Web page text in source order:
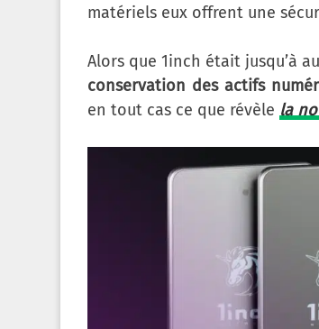
matériels eux offrent une
Alors que 1inch était jusqu’à
conservation des actifs
en tout cas ce que révèle la